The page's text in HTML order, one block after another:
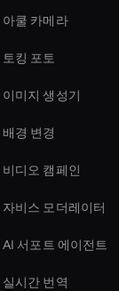
아쿨 카메라
토킹 포토
이미지 생성기
배경 변경
비디오 캠페인
자비스 모더레이터
AI 서포트 에이전트
실시간 번역